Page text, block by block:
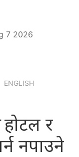
7 2026
ENGLISH
होटल र
नपाउने